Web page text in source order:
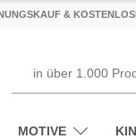
&
MOTIVE